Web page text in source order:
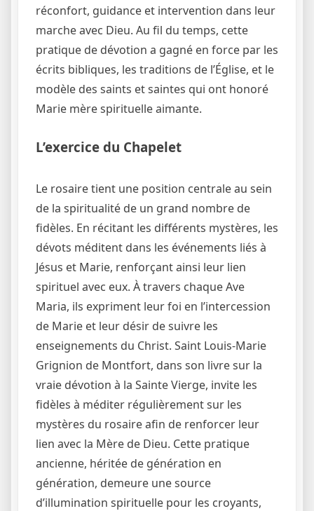
réconfort, guidance et intervention dans leur
marche avec Dieu. Au fil du temps, cette
pratique de dévotion a gagné en force par les
écrits bibliques, les traditions de l’Église, et le
modèle des saints et saintes qui ont honoré
Marie mère spirituelle aimante.
L’exercice du Chapelet
Le rosaire tient une position centrale au sein
de la spiritualité de un grand nombre de
fidèles. En récitant les différents mystères, les
dévots méditent dans les événements liés à
Jésus et Marie, renforçant ainsi leur lien
spirituel avec eux. À travers chaque Ave
Maria, ils expriment leur foi en l’intercession
de Marie et leur désir de suivre les
enseignements du Christ. Saint Louis-Marie
Grignion de Montfort, dans son livre sur la
vraie dévotion à la Sainte Vierge, invite les
fidèles à méditer régulièrement sur les
mystères du rosaire afin de renforcer leur
lien avec la Mère de Dieu. Cette pratique
ancienne, héritée de génération en
génération, demeure une source
d’illumination spirituelle pour les croyants,